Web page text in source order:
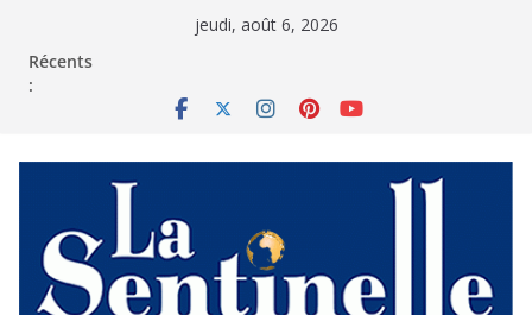
jeudi, août 6, 2026
Récents
: